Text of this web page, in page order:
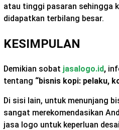
atau tinggi pasaran sehingga
didapatkan terbilang besar.
KESIMPULAN
Demikian sobat jasalogo.id,
tentang “bisnis kopi: pelaku,
Di sisi lain, untuk menunjang
sangat merekomendasikan
jasa logo untuk keperluan